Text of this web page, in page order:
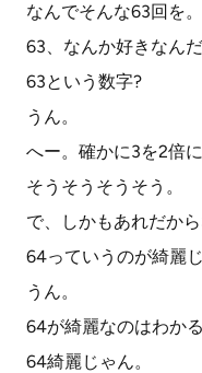
なんでそんな63回を。
63、なんか好きなんだ
63という数字?
うん。
へー。確かに3を2倍
そうそうそうそう。
で、しかもあれだから
64っていうのが綺麗
うん。
64が綺麗なのはわかる
64綺麗じゃん。